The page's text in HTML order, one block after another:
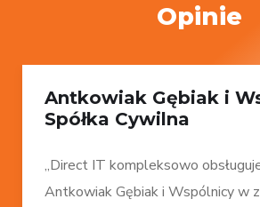
Opinie
Antkowiak Gębiak i
Spółka Cywilna
„Direct IT kompleksowo
Antkowiak Gębiak i Wspólnicy w